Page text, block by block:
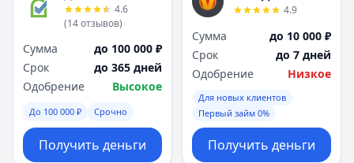
4.6
(14отзывов)
Сумма
до 100 000 ₽
Срок
до 365 дней
Одобрение
Высокое
До 100 000 ₽ Срочно
Получить деньги
4.9
Сумма
до 10 000 ₽
Срок
до 7 дней
Одобрение
Низкое
Для новых клиентов
Первый займ 0%
Получить деньги